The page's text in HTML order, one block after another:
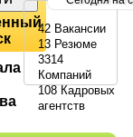
42 Вакансии
13 Резюме
3314
Компаний
108 Кадровых
агентств